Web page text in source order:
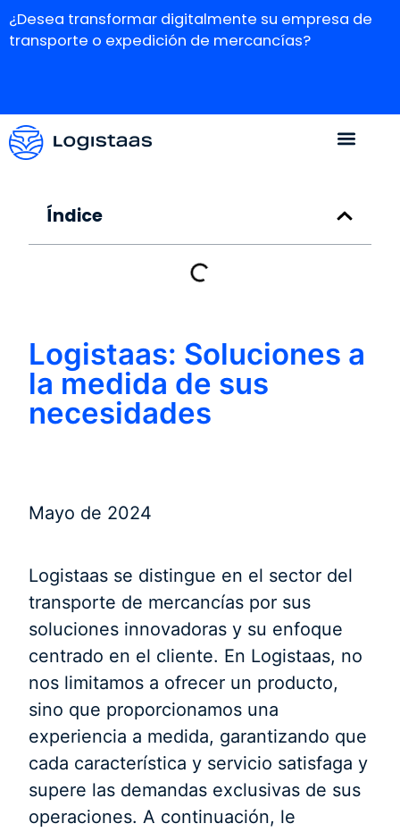
¿Desea transformar digitalmente su empresa de
transporte o expedición de mercancías?
Índice
Logistaas: Soluciones a
la medida de sus
necesidades
Mayo de 2024
Logistaas se distingue en el sector del
transporte de mercancías por sus
soluciones innovadoras y su enfoque
centrado en el cliente. En Logistaas, no
nos limitamos a ofrecer un producto,
sino que proporcionamos una
experiencia a medida, garantizando que
cada característica y servicio satisfaga y
supere las demandas exclusivas de sus
operaciones. A continuación, le